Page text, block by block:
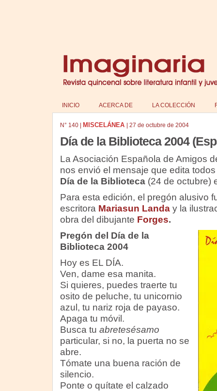
INICIO ACERCA DE LA COLECCIÓN
N° 140| MISCELÁNEA 27 de octubre de 2004
Día de la Biblioteca 2004
La Asociación Española de Amigos
nos envió el mensaje que edita
Día de la Biblioteca(24 de octubre)
Para esta edición, el pregón alusivo
escritora Mariasun Landay la
obra del dibujante Forges.
Pregón del Día de la
Biblioteca 2004
Hoy es EL DÍA.
Ven, dame esa manita.
Si quieres, puedes traerte tu
osito de peluche, tu unicornio
azul, tu nariz roja de payaso.
Apaga tu móvil.
Busca tu abretesésamo
particular, si no, la puerta no se
abre.
Tómate una buena ración de
silencio.
Ponte o quítate el calzado